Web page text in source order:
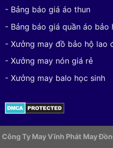
- Bảng báo giá áo thun
- Bảng báo giá quần áo bảo
- Xưởng may đồ bảo hộ lao
- Xưởng may nón giá rẻ
- Xưởng may balo học sinh
Công Ty May Vĩnh Phát May